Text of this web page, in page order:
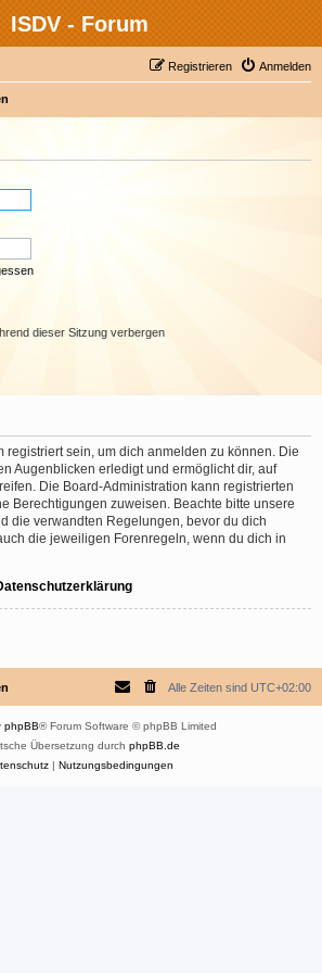
ISDV - Forum
Anmelden
Registrieren
dieser Sitzung verbergen
registriert sein, um dich anmelden zu können. Die
Augenblicken erledigt und ermöglicht dir, auf
Die Board-Administration kann registrierten
Berechtigungen zuweisen. Beachte bitte unsere
die verwandten Regelungen, bevor du dich
die jeweiligen Forenregeln, wenn du dich in
Alle Zeiten sind UTC+02:00
phpBB® Forum Software © phpBB Limited
Übersetzung durch phpBB.de
| Nutzungsbedingungen